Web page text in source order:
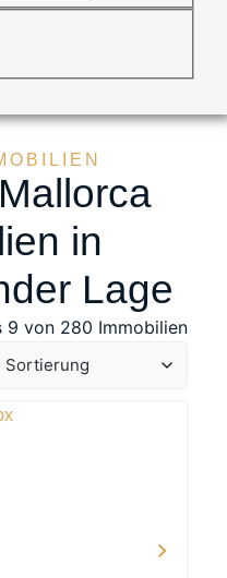
in
Lage
9 von 280 Immobilien